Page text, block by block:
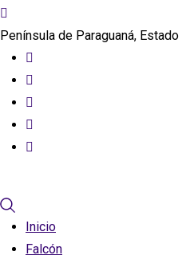
Península de Paraguaná,
Inicio
Falcón